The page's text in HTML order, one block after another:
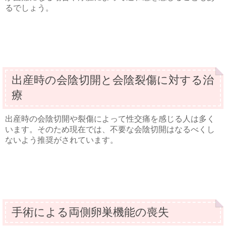
るでしょう。
出産時の会陰切開と会陰裂傷に対する治
療
出産時の会陰切開や裂傷によって性交痛を感じる人は多く
います。そのため現在では、不要な会陰切開はなるべくし
ないよう推奨がされています。
手術による両側卵巣機能の喪失